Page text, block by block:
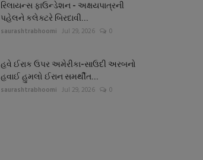
રિલાયન્સ ફાઉન્ડેશન - અક્ષયપાત્રની
પહેલને કલેક્ટરે બિરદાવી...
saurashtrabhoomi Jul 29, 2026 0
હવે ઈરાક ઉપર અમેરીકા-સાઉદી અરબનો
હવાઈ હુમલો ઈરાન સમર્થીત...
saurashtrabhoomi Jul 29, 2026 0